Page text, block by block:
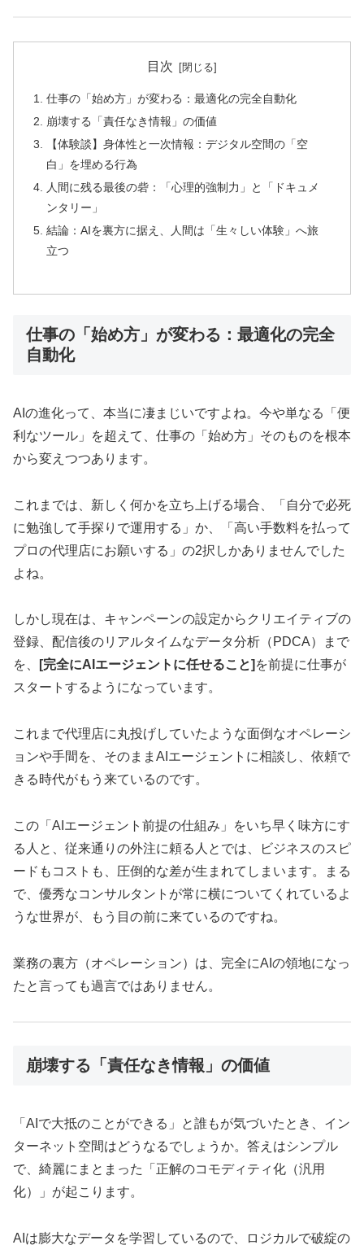
目次
仕事の「始め方」が変わる：最適化の完全自動化
崩壊する「責任なき情報」の価値
【体験談】身体性と一次情報：デジタル空間の「空
白」を埋める行為
人間に残る最後の砦：「心理的強制力」と「ドキュメ
ンタリー」
結論：AIを裏方に据え、人間は「生々しい体験」へ旅
立つ
仕事の「始め方」が変わる：最適化の完全
自動化
AIの進化って、本当に凄まじいですよね。今や単なる「便
利なツール」を超えて、仕事の「始め方」そのものを根本
から変えつつあります。
これまでは、新しく何かを立ち上げる場合、「自分で必死
に勉強して手探りで運用する」か、「高い手数料を払って
プロの代理店にお願いする」の2択しかありませんでした
よね。
しかし現在は、キャンペーンの設定からクリエイティブの
登録、配信後のリアルタイムなデータ分析（PDCA）まで
を、
[完全にAIエージェントに任せること] を前提に仕事が
スタートするようになっています。
これまで代理店に丸投げしていたような面倒なオペレーシ
ョンや手間を、そのままAIエージェントに相談し、依頼で
きる時代がもう来ているのです。
この「AIエージェント前提の仕組み」をいち早く味方にす
る人と、従来通りの外注に頼る人とでは、ビジネスのスピ
ードもコストも、圧倒的な差が生まれてしまいます。まる
で、優秀なコンサルタントが常に横についてくれているよ
うな世界が、もう目の前に来ているのですね。
業務の裏方（オペレーション）は、完全にAIの領地になっ
たと言っても過言ではありません。
崩壊する「責任なき情報」の価値
「AIで大抵のことができる」と誰もが気づいたとき、イン
ターネット空間はどうなるでしょうか。答えはシンプル
で、綺麗にまとまった「正解のコモディティ化（汎用
化）」が起こります。
AIは膨大なデータを学習しているので、ロジカルで破綻の